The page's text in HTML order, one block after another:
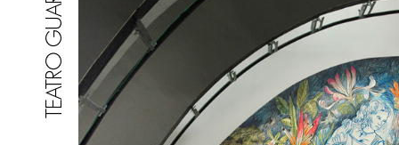
TEATRO GUARANY